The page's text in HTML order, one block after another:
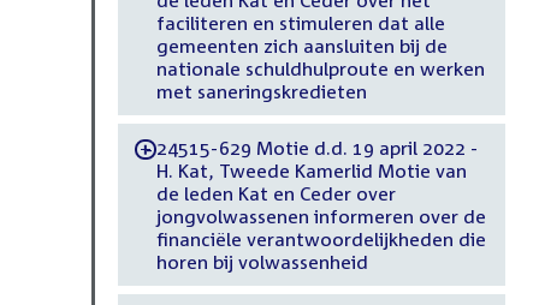
faciliteren en stimuleren dat alle
gemeenten zich aansluiten bij de
nationale schuldhulproute en werken
met saneringskredieten
-24515-629 Motie d.d. 19 april 2022 -
H. Kat, Tweede Kamerlid Motie van
de leden Kat en Ceder over
jongvolwassenen informeren over de
financiële verantwoordelijkheden die
horen bij volwassenheid